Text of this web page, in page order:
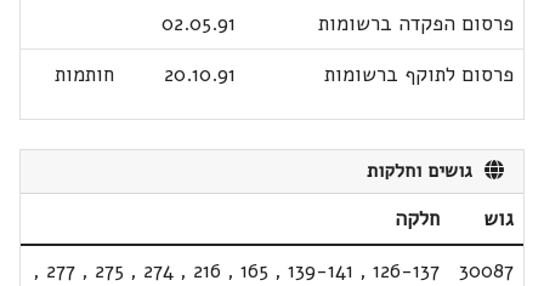
פרסום הפקדה ברשומות
02.05.91
פרסום לתוקף ברשומות
20.10.91 חותמות
גושים וחלקות
גוש
חלקה
30087
126-137
,
139-141
,
165
,
216
,
274
,
275
,
277
,